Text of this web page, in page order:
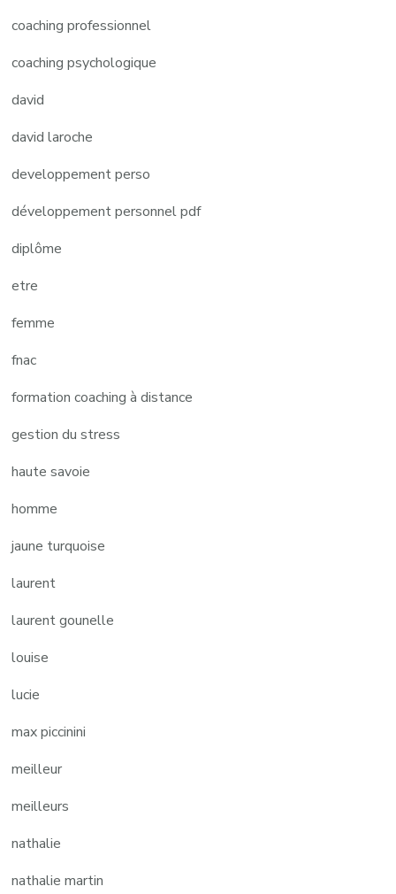
coaching professionnel
coaching psychologique
david
david laroche
developpement perso
développement personnel pdf
diplôme
etre
femme
fnac
formation coaching à distance
gestion du stress
haute savoie
homme
jaune turquoise
laurent
laurent gounelle
louise
lucie
max piccinini
meilleur
meilleurs
nathalie
nathalie martin